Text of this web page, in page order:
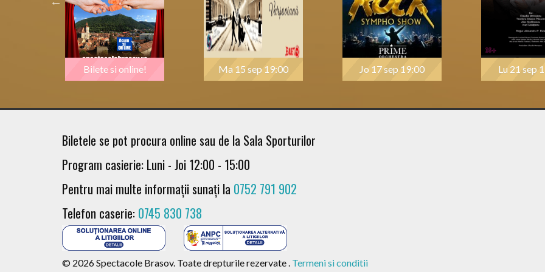
Bilete si online! Ma 15 sep 19:00 Jo 17 sep 19:00 Lu 21 sep
Biletele se pot procura online sau de la Sala Sporturilor
Program casierie: Luni - Joi 12:00 - 15:00
Pentru mai multe informații sunați la 0752 791 902
Telefon caserie: 0745 830 738
© 2026 Spectacole Brasov. Toate drepturile rezervate . Termeni si conditii